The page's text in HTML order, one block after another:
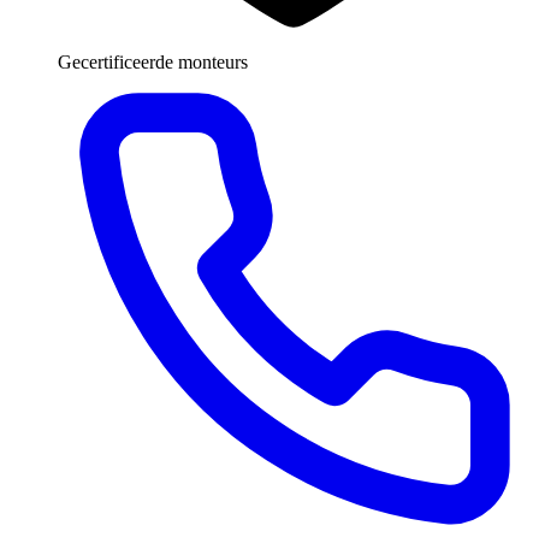
Gecertificeerde monteurs